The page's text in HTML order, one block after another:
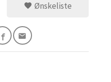
Ønskeliste